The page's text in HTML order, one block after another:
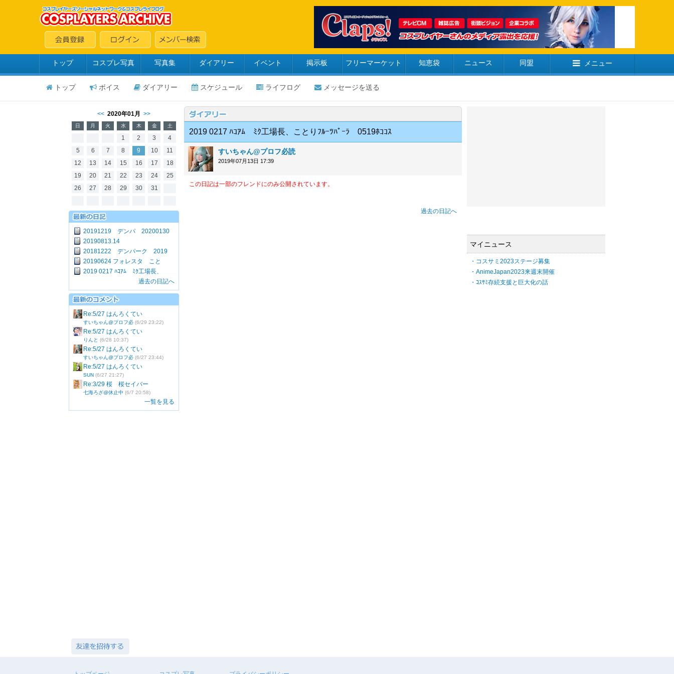
トップ コスプレ写真 写真集 ダイアリー イベント 掲示板 フリーマーケット 知恵袋 ニュース 同盟 メニュー
トップ ボイス ダイアリー スケジュール ライフログ メッセージを送る
<< 2020年01月 >>
日 月 火 水 木 金 土
1 2 3
4
5
6 7 8 9 10
11
12
13 14 15 16 17
18
19
20 21 22 23 24
25
26
27 28 29 30 31
20191219 デンパ 20200130
20190813.14
20181222 デンパーク 2019
20190624 フォレスタ こと
2019 0217 ﾊｺｱﾑ ﾐｸ工場長、
過去の日記へ
Re:5/27 はんろくてい
すいちゃん@プロフ必 (6/29 23:22)
Re:5/27 はんろくてい
りんと (6/28 10:37)
Re:5/27 はんろくてい
すいちゃん@プロフ必 (6/27 23:44)
Re:5/27 はんろくてい
SUN (6/27 21:27)
Re:3/29 桜 桜セイバー
七海ろざ@休止中 (6/7 20:58)
一覧を見る
2019 0217 ﾊｺｱﾑ ﾐｸ工場長、ことりﾌﾙｰﾂﾊﾟｰﾗ 0519ﾎｺｺｽ
すいちゃん@プロフ必読
2019年07月13日 17:39
この日記は一部のフレンドにのみ公開されています。
過去の日記へ
マイニュース
・コスサミ2023ステージ募集
・AnimeJapan2023来週末開催
・ｺｽｻﾐ存続支援と巨大化の話